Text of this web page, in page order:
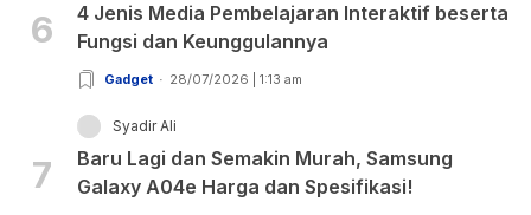
6
4 Jenis Media Pembelajaran Interaktif beserta
Fungsi dan Keunggulannya
Gadget 28/07/2026 | 1:13 am
7
Syadir Ali
Baru Lagi dan Semakin Murah, Samsung
Galaxy A04e Harga dan Spesifikasi!